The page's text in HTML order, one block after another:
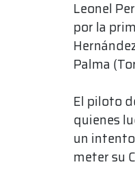
Leonel
por la
Palma
El piloto
quienes
un
meter su